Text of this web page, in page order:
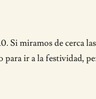
Si miramos de cerca
para ir a la festividad,